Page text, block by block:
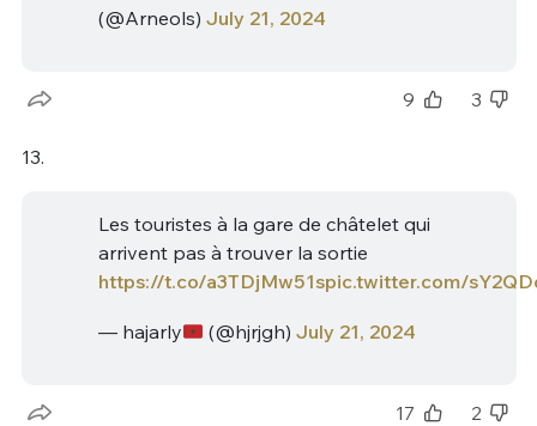
(@Arneols) July 21, 2024
9 3
13.
Les touristes à la gare de châtelet qui
arrivent pas à trouver la sortie
https://t.co/a3TDjMw51spic.twitter.com/
— hajarly (@hjrjgh) July 21, 2024
17 2